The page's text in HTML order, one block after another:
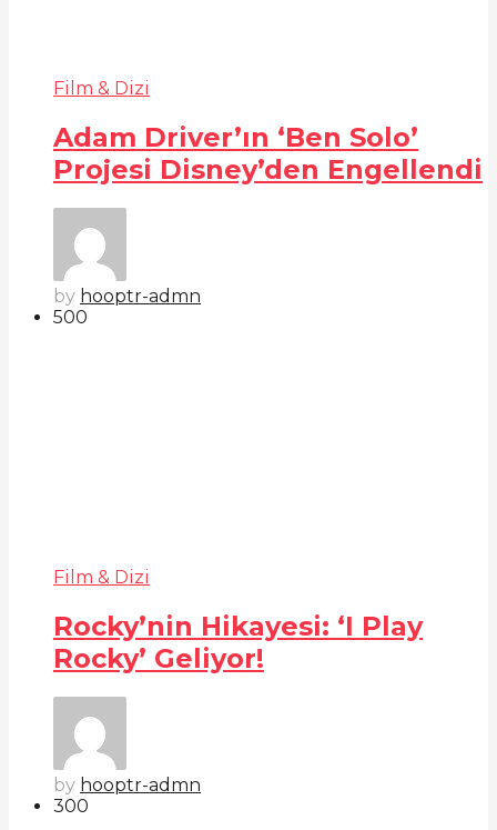
Film & Dizi
Adam Driver’ın ‘Ben Solo’
Projesi Disney’den Engellendi
by hooptr-admn
500
Film & Dizi
Rocky’nin Hikayesi: ‘I Play
Rocky’ Geliyor!
by hooptr-admn
300